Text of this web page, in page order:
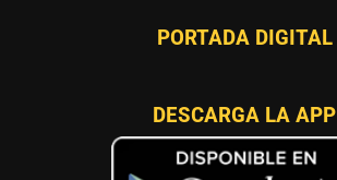
PORTADA DIGITAL
DESCARGA LA APP